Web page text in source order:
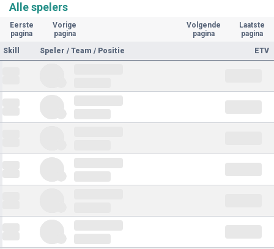
Alle spelers
Eerste
pagina
Vorige
pagina
Volgende
pagina
Laatste
pagina
Skill
Speler / Team / Positie ETV